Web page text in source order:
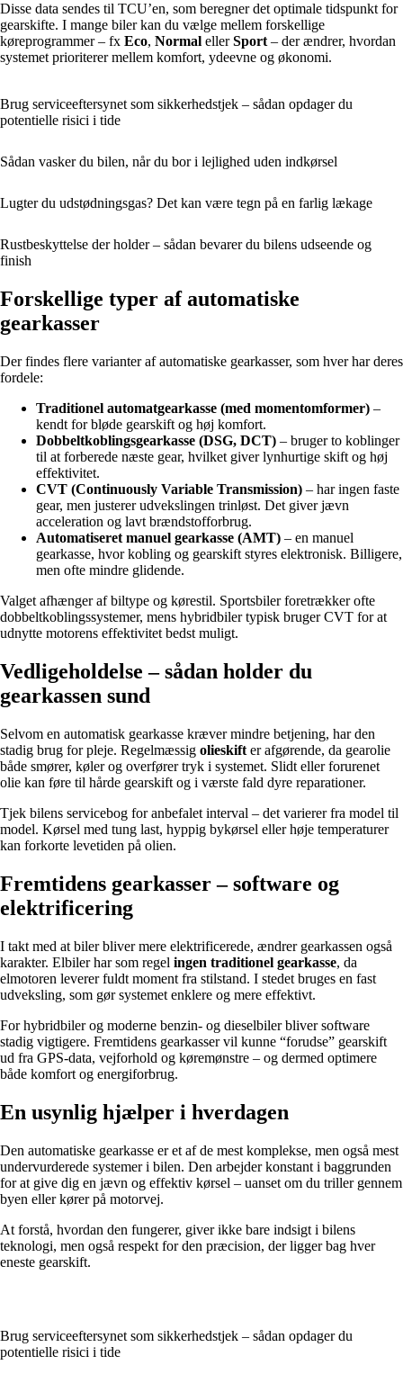
Disse data sendes til TCU’en, som beregner det optimale tidspunkt for
gearskifte. I mange biler kan du vælge mellem forskellige
køreprogrammer – fx Eco, Normal ellerSport – der ændrer, hvordan
systemet prioriterer mellem komfort, ydeevne og økonomi.
Brug serviceeftersynet som sikkerhedstjek – sådan opdager du
potentielle risici i tide
Sådan vasker du bilen, når du bor i lejlighed uden indkørsel
Lugter du udstødningsgas? Det kan være tegn på en farlig lækage
Rustbeskyttelse der holder – sådan bevarer du bilens udseende og
finish
Forskellige typer af automatiske
gearkasser
Der findes flere varianter af automatiske gearkasser, som hver har deres
fordele:
Traditionel automatgearkasse (med momentomformer) –
kendt for bløde gearskift og høj komfort.
Dobbeltkoblingsgearkasse (DSG, DCT) – bruger to koblinger
til at forberede næste gear, hvilket giver lynhurtige skift og høj
effektivitet.
CVT (Continuously Variable Transmission) – har ingen faste
gear, men justerer udvekslingen trinløst. Det giver jævn
acceleration og lavt brændstofforbrug.
Automatiseret manuel gearkasse (AMT) – en manuel
gearkasse, hvor kobling og gearskift styres elektronisk. Billigere,
men ofte mindre glidende.
Valget afhænger af biltype og kørestil. Sportsbiler foretrækker ofte
dobbeltkoblingssystemer, mens hybridbiler typisk bruger CVT for at
udnytte motorens effektivitet bedst muligt.
Vedligeholdelse – sådan holder du
gearkassen sund
Selvom en automatisk gearkasse kræver mindre betjening, har den
stadig brug for pleje. Regelmæssig olieskift er afgørende, da gearolie
både smører, køler og overfører tryk i systemet. Slidt eller forurenet
olie kan føre til hårde gearskift og i værste fald dyre reparationer.
Tjek bilens servicebog for anbefalet interval – det varierer fra model til
model. Kørsel med tung last, hyppig bykørsel eller høje temperaturer
kan forkorte levetiden på olien.
Fremtidens gearkasser – software og
elektrificering
I takt med at biler bliver mere elektrificerede, ændrer gearkassen også
karakter. Elbiler har som regel ingen traditionel gearkasse, da
elmotoren leverer fuldt moment fra stilstand. I stedet bruges en fast
udveksling, som gør systemet enklere og mere effektivt.
For hybridbiler og moderne benzin- og dieselbiler bliver software
stadig vigtigere. Fremtidens gearkasser vil kunne “forudse” gearskift
ud fra GPS-data, vejforhold og køremønstre – og dermed optimere
både komfort og energiforbrug.
En usynlig hjælper i hverdagen
Den automatiske gearkasse er et af de mest komplekse, men også mest
undervurderede systemer i bilen. Den arbejder konstant i baggrunden
for at give dig en jævn og effektiv kørsel – uanset om du triller gennem
byen eller kører på motorvej.
At forstå, hvordan den fungerer, giver ikke bare indsigt i bilens
teknologi, men også respekt for den præcision, der ligger bag hver
eneste gearskift.
Brug serviceeftersynet som sikkerhedstjek – sådan opdager du
potentielle risici i tide